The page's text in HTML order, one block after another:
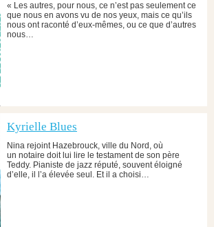
« Les autres, pour nous, ce n’est pas seulement ce
que nous en avons vu de nos yeux, mais ce qu’ils
nous ont raconté d’eux-mêmes, ou ce que d’autres
nous…
Kyrielle Blues
Nina rejoint Hazebrouck, ville du Nord, où
un notaire doit lui lire le testament de son père
Teddy. Pianiste de jazz réputé, souvent éloigné
d’elle, il l’a élevée seul. Et il a choisi…